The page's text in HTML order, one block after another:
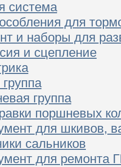
система
для
и наборы для
и сцепление
группа
поршневых
для шкивов,
сальников
для ремонта